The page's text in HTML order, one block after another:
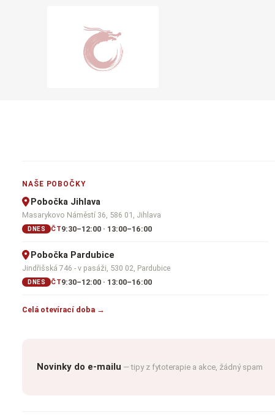
NAŠE POBOČKY
Pobočka Jihlava
Masarykovo Náměstí 36, 586 01, Jihlava
DNES ČT9:30–12:00 · 13:00–16:00
Pobočka Pardubice
Jindřišská 746 - v pasáži, 530 02, Pardubice
DNES ČT9:30–12:00 · 13:00–16:00
Celá otevírací doba →
Novinky do e-mailu — tipy z fytoterapie a akce, žádný spam